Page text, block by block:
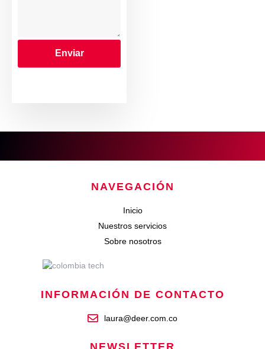
Enviar
NAVEGACIÓN
Inicio
Nuestros servicios
Sobre nosotros
INFORMACIÓN DE CONTACTO
laura@deer.com.co
NEWSLETTER